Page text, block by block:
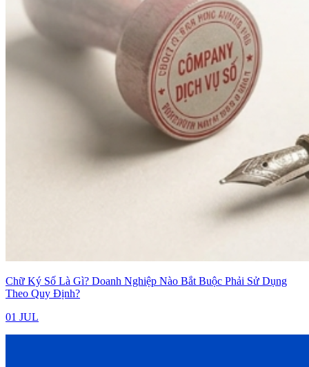
Chữ Ký Số Là Gì? Doanh Nghiệp Nào Bắt Buộc Phải Sử Dụng
Theo Quy Định?
01 JUL